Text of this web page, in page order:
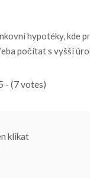
hypotéky, kde
počítat s vyšší
- (7 votes)
klikat